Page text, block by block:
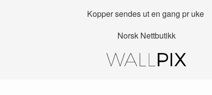
Kopper sendes ut en gang pr uke
Norsk Nettbutikk